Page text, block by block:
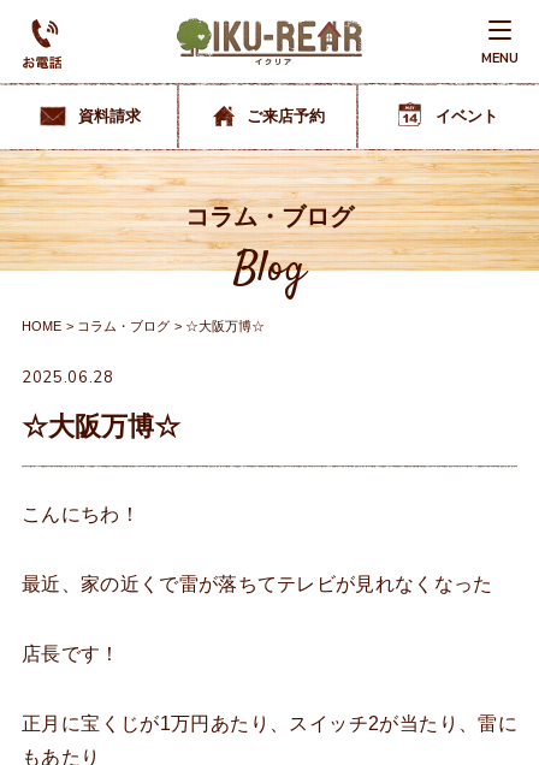
MENU
資料請求 ご来店予約 イベント
コラム・ブログ
Blog
HOME コラム・ブログ ☆大阪万博☆
2025.06.28
☆大阪万博☆
こんにちわ！
最近、家の近くで雷が落ちてテレビが見れなくなった
店長です！
正月に宝くじが1万円あたり、スイッチ2が当たり、雷に
もあたり